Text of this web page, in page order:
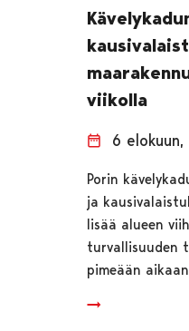
viikolla
6
Porin
ja
lisää alueen
turvallisuuden
pimeään